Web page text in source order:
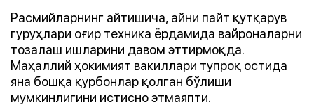
Расмийларнинг айтишича, айни пайт қутқарув
гуруҳлари оғир техника ёрдамида вайроналарни
тозалаш ишларини давом эттирмоқда.
Маҳаллий ҳокимият вакиллари тупроқ остида
яна бошқа қурбонлар қолган бўлиши
мумкинлигини истисно этмаяпти.